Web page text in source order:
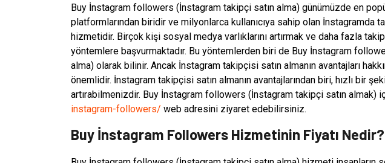
Buy İnstagram followers (İnstagram takipçi satın alma) günümüzde en
platformlarından biridir ve milyonlarca kullanıcıya sahip olan İnstagramda
hizmetidir. Birçok kişi sosyal medya varlıklarını artırmak ve daha fazla
yöntemlere başvurmaktadır. Bu yöntemlerden biri de Buy İnstagram
alma) olarak bilinir. Ancak İnstagram takipçisi satın almanın avantajları
önemlidir. İnstagram takipçisi satın almanın avantajlarından biri, hızlı bir
artırabilmenizdir. Buy İnstagram followers (İnstagram takipçi satın almak)
instagram-followers/ web adresini ziyaret edebilirsiniz.
Buy İnstagram Followers Hizmetinin Fiyatı Nedir?